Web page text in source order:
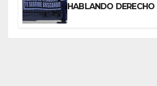
HABLANDO DERECHO